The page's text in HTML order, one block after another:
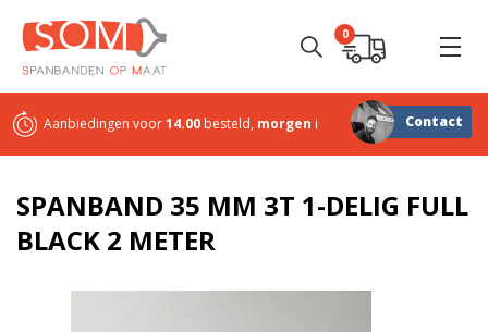
0
Aanbiedingen voor14.00 besteld, morgen in huisSterk in maatwerk
Contact
SPANBAND 35 MM 3T 1-DELIG FULL
BLACK 2 METER